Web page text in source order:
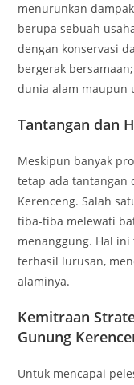
menurunkan
berupa sebuah
dengan konservasi
bergerak
dunia alam maupun
Tantangan dan
Meskipun banyak
tetap ada tantangan
Kerenceng. Salah
tiba-tiba melewati
menanggung. Hal
terhasil lurusan,
alaminya.
Kemitraan
Gunung
Untuk mencapai